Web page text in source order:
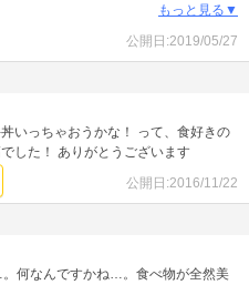
感を覚えつつも、みんな美味しそう
ます。 画力が高く、登場人物はみん
が周りと比べて可愛くなく、愛想が
のがなんだか逆に好印象です。
もっと見る▼
公開日:2019/05/27
いっちゃおうかな！ って、食好きの
ョンが上がる漫画(´∇`)♥️ 最高でした！ ありがとうございます
公開日:2016/11/22
何なんですかね…。食べ物が全然美